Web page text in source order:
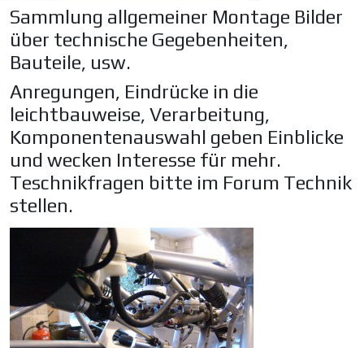
Sammlung allgemeiner Montage Bilder
über technische Gegebenheiten,
Bauteile, usw.
Anregungen, Eindrücke in die
leichtbauweise, Verarbeitung,
Komponentenauswahl geben Einblicke
und wecken Interesse für mehr.
Teschnikfragen bitte im Forum Technik
stellen.